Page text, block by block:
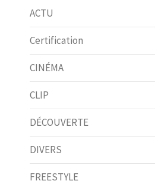
ACTU
Certification
CINÉMA
CLIP
DÉCOUVERTE
DIVERS
FREESTYLE